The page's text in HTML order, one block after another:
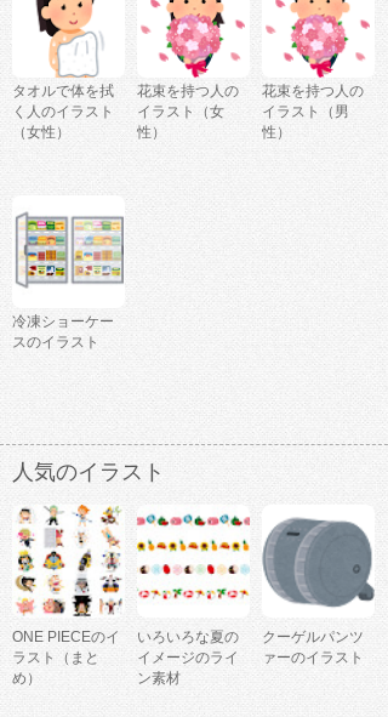
タオルで体を拭
く人のイラスト
（女性）
花束を持つ人の
イラスト（女
性）
花束を持つ人の
イラスト（男
性）
冷凍ショーケー
スのイラスト
人気のイラスト
ONE PIECEのイ
ラスト（まと
め）
いろいろな夏の
イメージのライ
ン素材
クーゲルパンツ
ァーのイラスト